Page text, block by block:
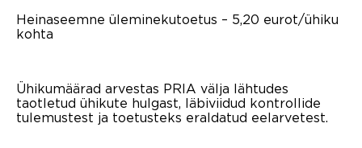
Heinaseemne üleminekutoetus – 5,20 eurot/ühiku
kohta
Ühikumäärad arvestas PRIA välja lähtudes
taotletud ühikute hulgast, läbiviidud kontrollide
tulemustest ja toetusteks eraldatud eelarvetest.